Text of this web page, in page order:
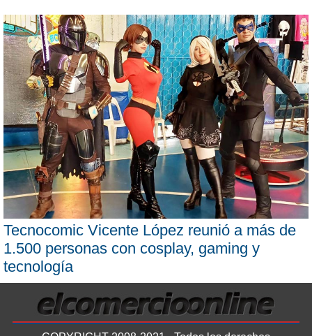
Tecnocomic Vicente López reunió a más de
1.500 personas con cosplay, gaming y
tecnología